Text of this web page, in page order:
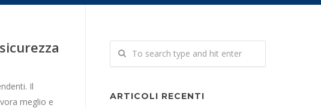
Il
meglio e
ARTICOLI RECENTI